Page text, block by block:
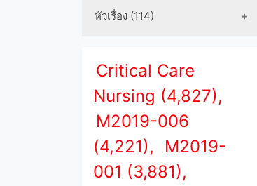
หัวเรื่อง (114)
Critical Care
Nursing (4,827),
M2019-006
(4,221),
M2019-
001 (3,881),